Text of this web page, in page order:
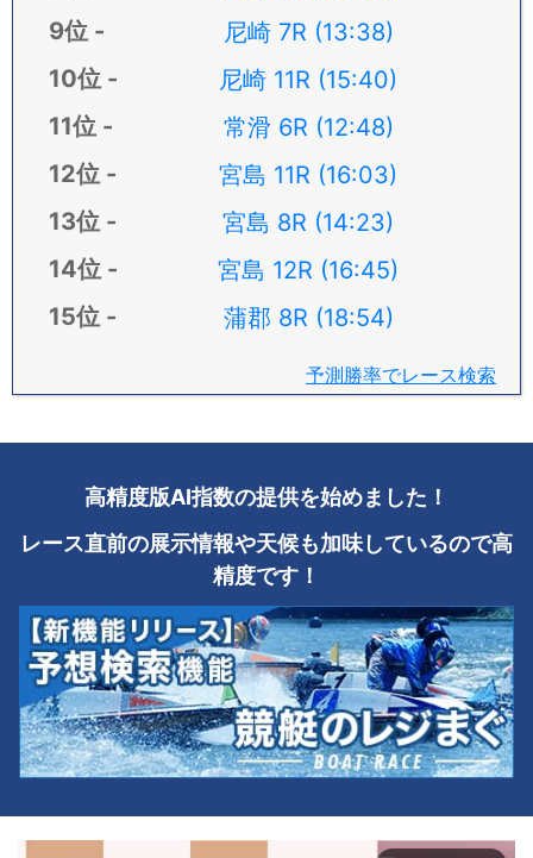
尼崎 7R (13:38)
尼崎 11R (15:40)
常滑 6R (12:48)
宮島 11R (16:03)
宮島 8R (14:23)
宮島 12R (16:45)
蒲郡 8R (18:54)
予測勝率でレース検索
高精度版AI指数の提供を始めました！
レース直前の展示情報や天候も加味しているので高
精度です！